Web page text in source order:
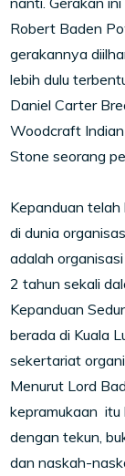
Robert Baden
gerakannya
lebih dulu
Daniel Carter
Woodcraft
Stone seorang
Kepanduan
di dunia
adalah
2 tahun sekali
Kepanduan
berada di Kuala
sekertariat
Menurut Lord
kepramukaan itu
dengan tekun,
dan naskah-